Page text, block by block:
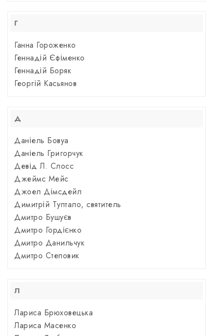
Г
Ганна Гороженко
Геннадій Єфіменко
Геннадій Боряк
Георгій Касьянов
Д
Даніель Бовуа
Даніель Григорчук
Девід Л. Слосс
Джеймс Мейс
Джоел Дімсдейл
Димитрій Туптало, святитель
Дмитро Бушуєв
Дмитро Гордієнко
Дмитро Данильчук
Дмитро Степовик
Л
Лариса Брюховецька
Лариса Масенко